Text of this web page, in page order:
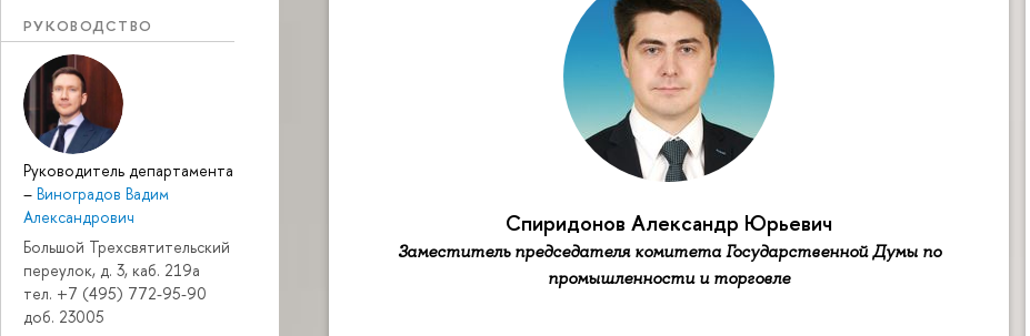
РУКОВОДСТВО
Руководитель департамента
– Виноградов Вадим
Александрович
Большой Трехсвятительский
переулок, д. 3, каб. 219a
тел. +7 (495) 772-95-90
доб. 23005
Спиридонов Александр Юрьевич
Заместитель председателя комитета Государственной Думы по
промышленности и торговле